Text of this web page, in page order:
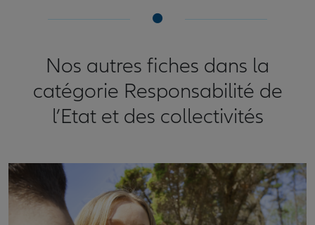
Nos autres fiches dans la
catégorie Responsabilité de
l’Etat et des collectivités